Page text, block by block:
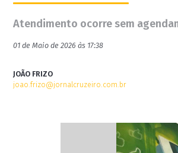
Atendimento ocorre sem
01 de Maio de 2026 às 17:38
JOÃO FRIZO
joao.frizo@jornalcruzeiro.com.br